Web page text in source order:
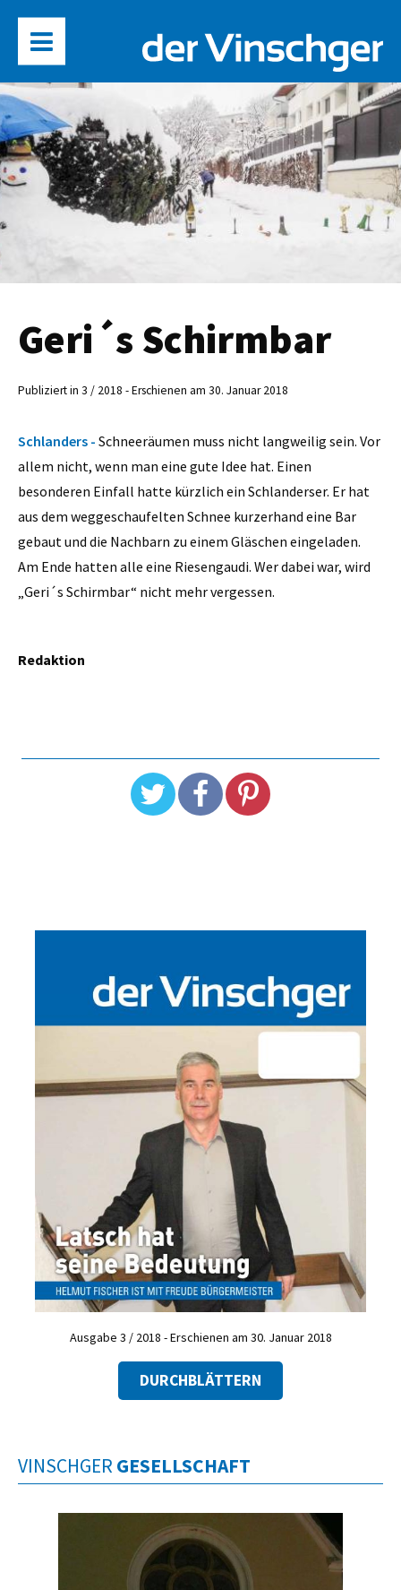
Geri´s Schirmbar
Publiziert in 3 / 2018 - Erschienen am 30. Januar 2018
Schlanders - Schneeräumen muss nicht langweilig sein. Vor
allem nicht, wenn man eine gute Idee hat. Einen
besonderen Einfall hatte kürzlich ein Schlanderser. Er hat
aus dem weggeschaufelten Schnee kurzerhand eine Bar
gebaut und die Nachbarn zu einem Gläschen eingeladen.
Am Ende hatten alle eine Riesengaudi. Wer dabei war, wird
„Geri´s Schirmbar“ nicht mehr vergessen.
Redaktion
Ausgabe 3 / 2018 - Erschienen am 30. Januar 2018
DURCHBLÄTTERN
VINSCHGER GESELLSCHAFT